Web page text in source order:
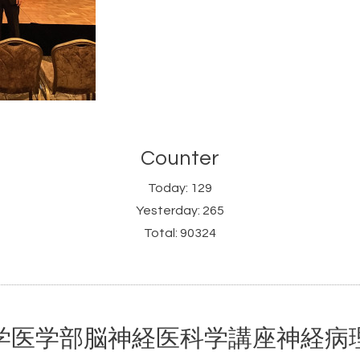
Counter
Today: 129
Yesterday: 265
Total: 90324
医学部脳神経医科学講座神経病